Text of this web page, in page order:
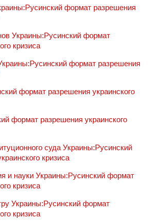
формат разрешения
Украины:Русинский формат
кризиса
формат разрешения
формат разрешения украинского
формат разрешения украинского
суда Украины:Русинский
кризиса
и науки Украины:Русинский формат
кризиса
Украины:Русинский формат
кризиса